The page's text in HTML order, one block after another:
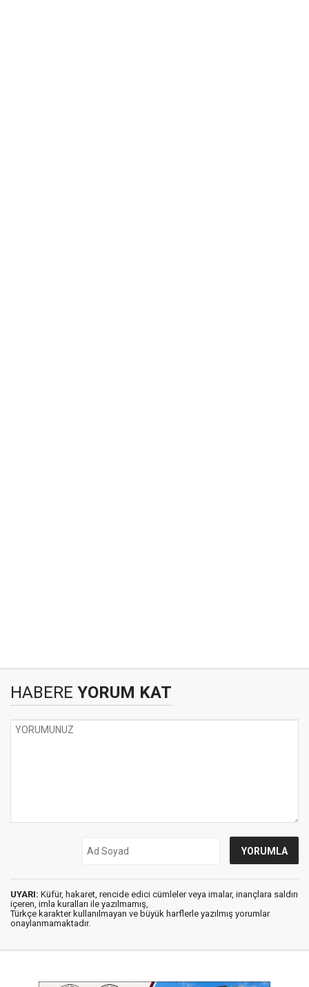
HABERE YORUM KAT
UYARI: Küfür, hakaret, rencide edici cümleler veya imalar, inançlara saldırı
içeren, imla kuralları ile yazılmamış,
Türkçe karakter kullanılmayan ve büyük harflerle yazılmış yorumlar
onaylanmamaktadır.